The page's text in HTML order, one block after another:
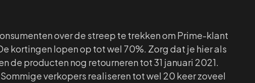
over de streep te trekken om Prime-klant
kortingen lopen op tot wel 70%. Zorg dat je hier als
de producten nog retourneren tot 31 januari 2021.
verkopers realiseren tot wel 20 keer zoveel